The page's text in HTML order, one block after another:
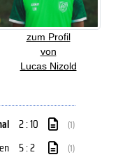
zum Profil
von
Lucas Nizold
2 : 10 (1)
5 : 2 (1)